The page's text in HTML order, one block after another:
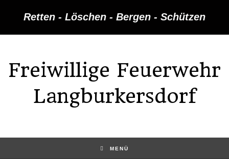
Retten - Löschen - Bergen - Schützen
Freiwillige Feuerwehr
Langburkersdorf
MENÜ